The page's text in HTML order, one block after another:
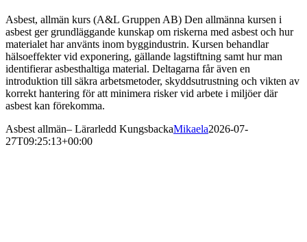
Asbest, allmän kurs (A&L Gruppen AB) Den allmänna kursen i
asbest ger grundläggande kunskap om riskerna med asbest och hur
materialet har använts inom byggindustrin. Kursen behandlar
hälsoeffekter vid exponering, gällande lagstiftning samt hur man
identifierar asbesthaltiga material. Deltagarna får även en
introduktion till säkra arbetsmetoder, skyddsutrustning och vikten av
korrekt hantering för att minimera risker vid arbete i miljöer där
asbest kan förekomma.
Asbest allmän– Lärarledd KungsbackaMikaela2026-07-
27T09:25:13+00:00